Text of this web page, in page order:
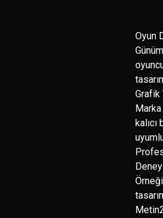
Oyun
Grafik